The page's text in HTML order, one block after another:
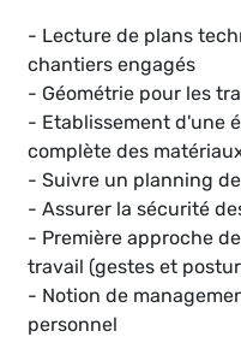
- Lecture de plans
chantiers engagés
- Géométrie pour les
- Etablissement d'une
complète des
- Suivre un planning
- Assurer la sécurité
- Première approche
travail (gestes et
- Notion de
personnel